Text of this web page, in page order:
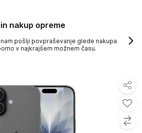
nakup opreme
pošlji povpraševanje glede nakupa
v najkrajšem možnem času.